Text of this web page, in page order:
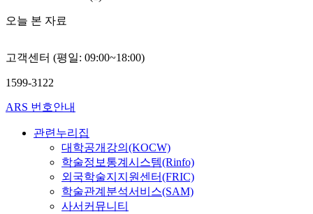
오늘 본 자료
고객센터 (평일: 09:00~18:00)
1599-3122
ARS 번호안내
관련누리집
대학공개강의(KOCW)
학술정보통계시스템(Rinfo)
외국학술지지원센터(FRIC)
학술관계분석서비스(SAM)
사서커뮤니티